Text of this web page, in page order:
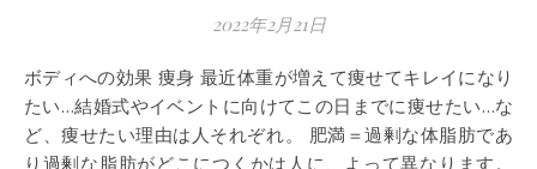
2022年2月21日
ボディへの効果 痩身 最近体重が増えて痩せてキレイになり
たい…結婚式やイベントに向けてこの日までに痩せたい…な
ど、痩せたい理由は人それぞれ。 肥満＝過剰な体脂肪であ
り過剰な脂肪がどこにつくかは人に、よって異なります。